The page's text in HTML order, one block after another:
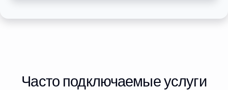
Часто подключаемые услуги